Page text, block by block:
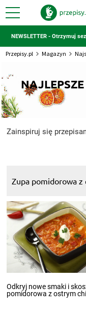
NEWSLETTER - Otrzymuj
Przepisy.pl Magazyn
Zainspiruj się
Zupa pomidorowa z
Odkryj nowe smaki i
pomidorowa z ostrym